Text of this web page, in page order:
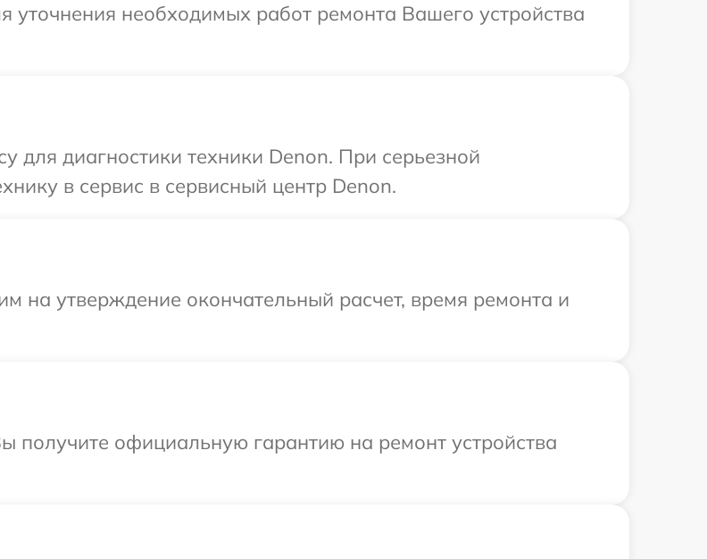
необходимых работ ремонта Вашего устройства
для диагностики техники Denon. При серьезной
в сервис в сервисный центр Denon.
на утверждение окончательный расчет, время ремонта и
получите официальную гарантию на ремонт устройства